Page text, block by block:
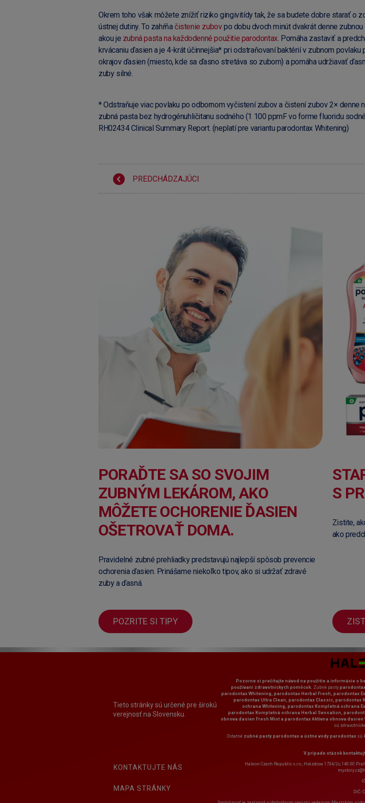
Okrem toho však môžete znížiť riziko gingivitídy tak, že sa budete dobre starať o
ústnej dutiny. To zahŕňačistenie zubovpo dobu dvoch minút dvakrát denne zubnou
akou je zubná pasta na každodenné použitie parodontax. Pomáha zastaviť a
krvácaniu ďasien a je 4-krát účinnejšia* pri odstraňovaní baktérií v zubnom povlaku
okrajov ďasien (miesto, kde sa ďasno stretáva so zubom) a pomáha udržiavať
zuby silné.
* Odstraňuje viac povlaku po odbornom vyčistení zubov a čistení zubov 2× denne
zubná pasta bez hydrogénuhličitanu sodného (1 100 ppmF vo forme fluoridu
RH02434 Clinical Summary Report. (neplatí pre variantu parodontax Whitening)
PREDCHÁDZAJÚCI
PORAĎTE SA SO SVOJIM
ZUBNÝM LEKÁROM, AKO
MÔŽETE OCHORENIE ĎASIEN
OŠETROVAŤ DOMA.
Pravidelné zubné prehliadky predstavujú najlepší spôsob prevencie
ochorenia ďasien. Prinášame niekoľko tipov, ako si udržať zdravé
zuby a ďasná.
POZRITE SI TIPY
S
Zistite,
ako
Tieto stránky sú určené pre širokú
verejnosť na Slovensku.
KONTAKTUJTE NÁS
MAPA STRÁNKY
Pozorne si prečítajte návod na použitie a informácie o
používaní zdravotníckych pomôcok. Zubné pasty
parodontax Whitening, parodontax Herbal Fresh, parodontax
parodontax Ultra Clean, parodontax Classic, parodontax
ochrana Whitening, parodontax Kompletná ochrana
parodontax Kompletná ochrana Herbal Sensation,
obnova ďasien Fresh Mint a parodontax Aktívna obnova ďasien
sú
Ostatné zubné pasty parodontax a ústne vody parodontax sú
V prípade otázok
Haleon Czech Republic s.r.o., Hvězdova 1734/2c, 140 00
DIČ: